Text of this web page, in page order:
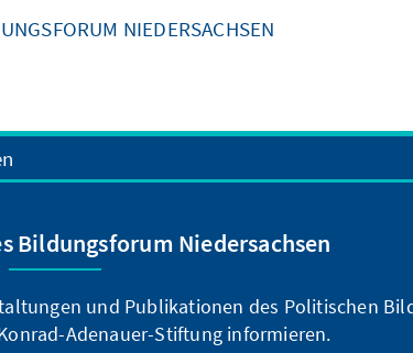
NIEDERSACHSEN
Bildungsforum Niedersachsen
und Publikationen des Politischen
Adenauer-Stiftung informieren.